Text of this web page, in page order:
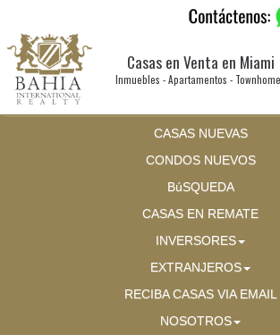
Casas en Venta en Miami
Inmuebles - Apartamentos -
CASAS NUEVAS
CONDOS NUEVOS
BúSQUEDA
CASAS EN REMATE
INVERSORES
EXTRANJEROS
RECIBA CASAS VIA EMAIL
NOSOTROS